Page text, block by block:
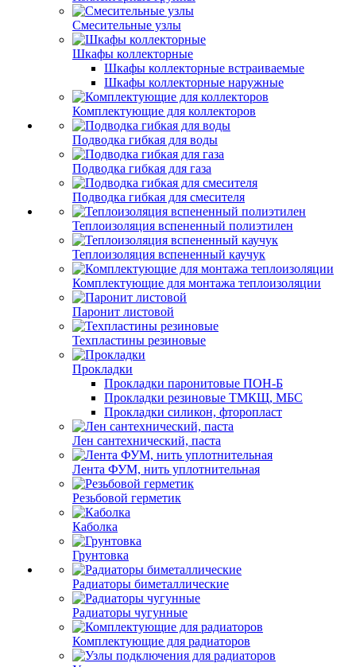
Смесительные узлы
Шкафы коллекторные
Шкафы коллекторные встраиваемые
Шкафы коллекторные наружные
Комплектующие для коллекторов
Подводка гибкая для воды
Подводка гибкая для газа
Подводка гибкая для смесителя
Теплоизоляция вспененный полиэтилен
Теплоизоляция вспененный каучук
Комплектующие для монтажа теплоизоляции
Паронит листовой
Техпластины резиновые
Прокладки
Прокладки паронитовые ПОН-Б
Прокладки резиновые ТМКЩ, МБС
Прокладки силикон, фторопласт
Лен сантехнический, паста
Лента ФУМ, нить уплотнительная
Резьбовой герметик
Каболка
Грунтовка
Радиаторы биметаллические
Радиаторы чугунные
Комплектующие для радиаторов